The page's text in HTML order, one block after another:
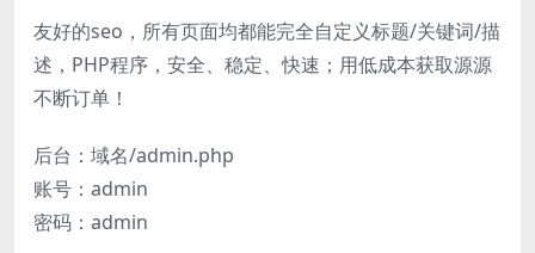
友好的seo，所有页面均都能完全自定义标题/关键词/描
述，PHP程序，安全、稳定、快速；用低成本获取源源
不断订单！
后台：域名/admin.php
账号：admin
密码：admin